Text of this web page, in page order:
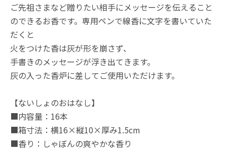
ご先祖さまなど贈りたい相手にメッセージを伝えること
のできるお香です。専用ペンで線香に文字を書いていた
だくと
火をつけた香は灰が形を崩さず、
手書きのメッセージが浮き出てきます。
灰の入った香炉に差してご使用いただけます。
【ないしょのおはなし】
■内容量：16本
■箱寸法：横16×縦10×厚み1.5cm
■香り：しゃぼんの爽やかな香り